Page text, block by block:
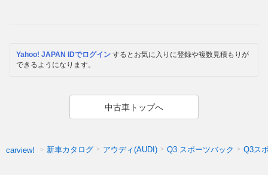
Yahoo! JAPAN IDでログイン するとお気に入りに登録や複数見積もりが
できるようになります。
中古車トップへ
carview! 新車カタログ アウディ(AUDI) Q3 スポーツバック Q3ス